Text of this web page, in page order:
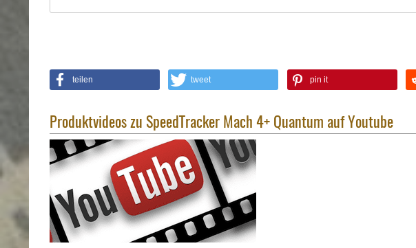
teilen tweet pin it
Produktvideos zu SpeedTracker Mach 4+ Quantum auf Youtube